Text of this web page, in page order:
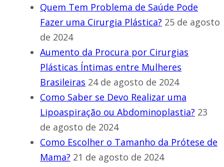
Quem Tem Problema de Saúde Pode
Fazer uma Cirurgia Plástica? 25 de agosto
de 2024
Aumento da Procura por Cirurgias
Plásticas Íntimas entre Mulheres
Brasileiras 24 de agosto de 2024
Como Saber se Devo Realizar uma
Lipoaspiração ou Abdominoplastia? 23
de agosto de 2024
Como Escolher o Tamanho da Prótese de
Mama? 21 de agosto de 2024